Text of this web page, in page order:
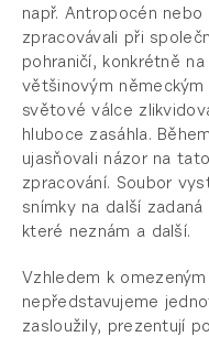
např. Antropocén nebo
zpracovávali při
pohraničí, konkrétně
většinovým
světové válce
hluboce zasáhla.
ujasňovali názor na
zpracování. Soubor
snímky na další
které neznám a další.
Vzhledem k
nepředstavujeme
zasloužily, prezentují